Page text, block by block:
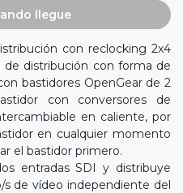
llegue
con reclocking 2x4
de distribución con forma de
bastidores OpenGear de 2
con conversores de
en caliente, por
en cualquier momento
el bastidor primero.
entradas SDI y distribuye
de vídeo independiente del